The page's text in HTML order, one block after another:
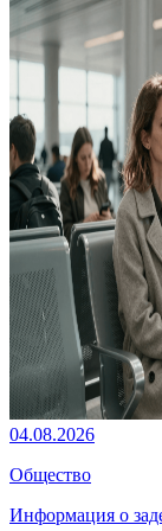
04.08.2026
Общество
Информация о